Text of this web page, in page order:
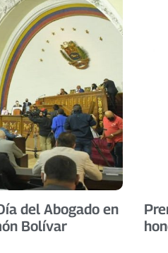
del Abogado en
Bolívar